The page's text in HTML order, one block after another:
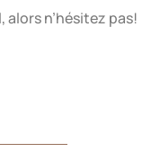
n’hésitez pas!